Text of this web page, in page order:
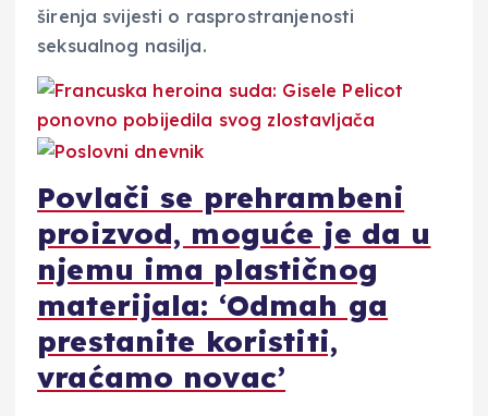
širenja svijesti o rasprostranjenosti
seksualnog nasilja.
Povlači se prehrambeni
proizvod, moguće je da u
njemu ima plastičnog
materijala: ‘Odmah ga
prestanite koristiti,
vraćamo novac’